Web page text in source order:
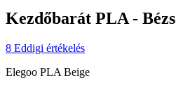
Kezdőbarát PLA - Bézs
8 Eddigi értékelés
Elegoo PLA Beige